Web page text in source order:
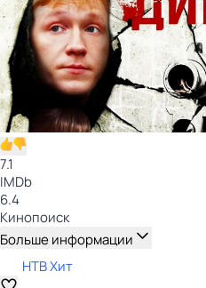
7.1
IMDb
6.4
Кинопоиск
Больше информации
НТВ Хит